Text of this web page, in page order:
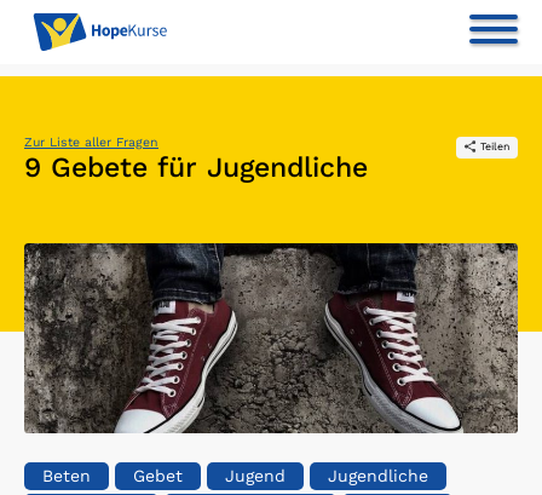
Zur Liste aller Fragen Teilen
9 Gebete für Jugendliche
Beten Gebet Jugend
Jugendliche